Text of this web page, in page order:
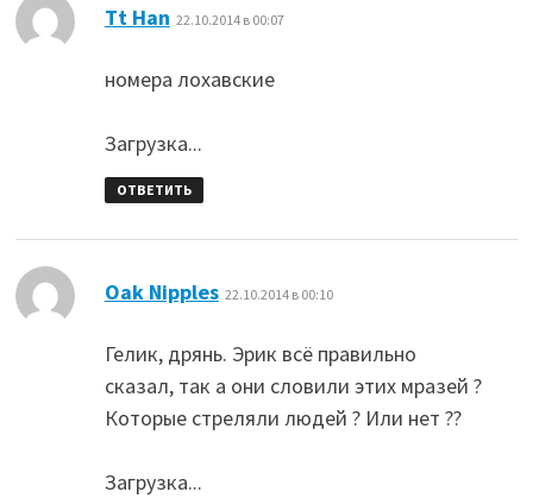
Tt Han 22.10.2014 в 00:07
номера лохавские
Загрузка...
ОТВЕТИТЬ
Oak Nipples: 22.10.2014 в 00:10
Гелик, дрянь. Эрик всё правильно
сказал, так а они словили этих мразей ?
Которые стреляли людей ? Или нет ??
Загрузка...